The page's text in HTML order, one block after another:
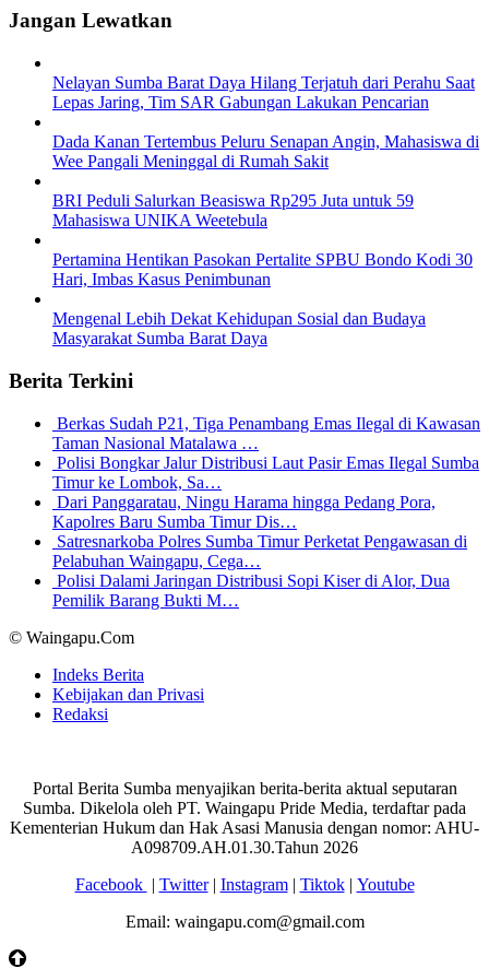
Jangan Lewatkan
Nelayan Sumba Barat Daya Hilang Terjatuh dari Perahu Saat
Lepas Jaring, Tim SAR Gabungan Lakukan Pencarian
Dada Kanan Tertembus Peluru Senapan Angin, Mahasiswa di
Wee Pangali Meninggal di Rumah Sakit
BRI Peduli Salurkan Beasiswa Rp295 Juta untuk 59
Mahasiswa UNIKA Weetebula
Pertamina Hentikan Pasokan Pertalite SPBU Bondo Kodi 30
Hari, Imbas Kasus Penimbunan
Mengenal Lebih Dekat Kehidupan Sosial dan Budaya
Masyarakat Sumba Barat Daya
Berita Terkini
Berkas Sudah P21, Tiga Penambang Emas Ilegal di Kawasan
Taman Nasional Matalawa …
Polisi Bongkar Jalur Distribusi Laut Pasir Emas Ilegal Sumba
Timur ke Lombok, Sa…
Dari Panggaratau, Ningu Harama hingga Pedang Pora,
Kapolres Baru Sumba Timur Dis…
Satresnarkoba Polres Sumba Timur Perketat Pengawasan di
Pelabuhan Waingapu, Cega…
Polisi Dalami Jaringan Distribusi Sopi Kiser di Alor, Dua
Pemilik Barang Bukti M…
© Waingapu.Com
Indeks Berita
Kebijakan dan Privasi
Redaksi
Portal Berita Sumba menyajikan berita-berita aktual seputaran
Sumba. Dikelola oleh PT. Waingapu Pride Media, terdaftar pada
Kementerian Hukum dan Hak Asasi Manusia dengan nomor: AHU-
A098709.AH.01.30.Tahun 2026
Facebook | Twitter| Instagram| Tiktok| Youtube
Email: waingapu.com@gmail.com